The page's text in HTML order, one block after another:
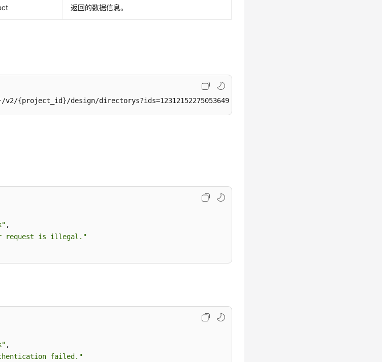
返回的数据信息。
{project_id}/design/directorys?ids=1231215227505364992
,
request is illegal."
,
failed."